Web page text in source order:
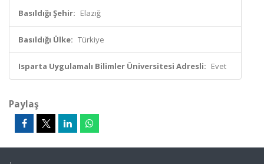
Basıldığı Şehir: Elazığ
Basıldığı Ülke: Türkiye
Isparta Uygulamalı Bilimler Üniversitesi Adresli: Evet
Paylaş